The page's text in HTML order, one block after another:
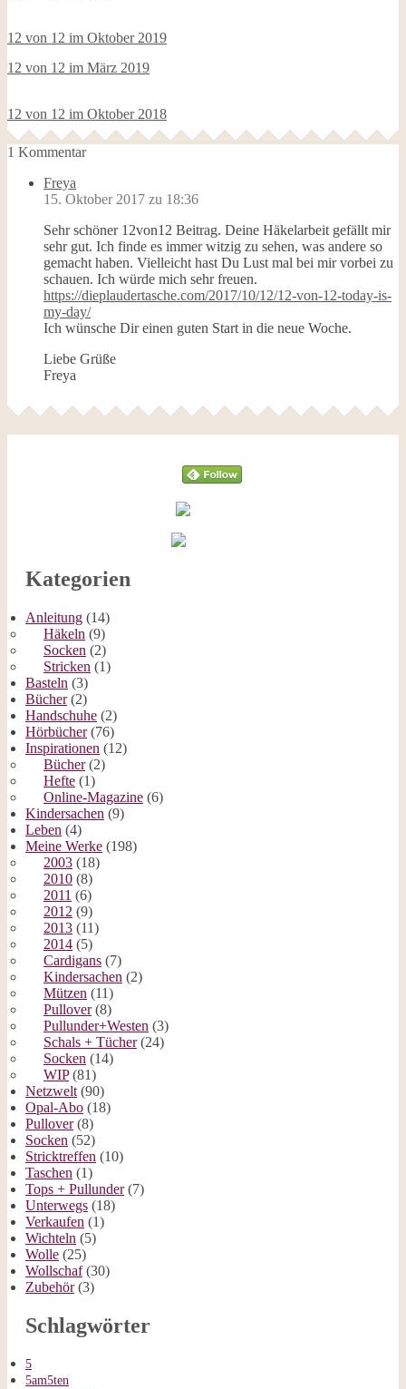
12 von 12 im Oktober 2019
12 von 12 im März 2019
12 von 12 im Oktober 2018
1 Kommentar
Freya
15. Oktober 2017 zu 18:36
Sehr schöner 12von12 Beitrag. Deine Häkelarbeit gefällt mir
sehr gut. Ich finde es immer witzig zu sehen, was andere so
gemacht haben. Vielleicht hast Du Lust mal bei mir vorbei zu
schauen. Ich würde mich sehr freuen.
https://dieplaudertasche.com/2017/10/12/12-von-12-today-is-
my-day/
Ich wünsche Dir einen guten Start in die neue Woche.
Liebe Grüße
Freya
Kategorien
Anleitung (14)
Häkeln (9)
Socken (2)
Stricken (1)
Basteln (3)
Bücher(2)
Handschuhe (2)
Hörbücher(76)
Inspirationen (12)
Bücher(2)
Hefte (1)
Online-Magazine (6)
Kindersachen (9)
Leben (4)
Meine Werke (198)
2003 (18)
2010 (8)
2011 (6)
2012 (9)
2013 (11)
2014 (5)
Cardigans (7)
Kindersachen (2)
Mützen (11)
Pullover(8)
Pullunder+Westen (3)
Schals + Tücher(24)
Socken (14)
WIP(81)
Netzwelt (90)
Opal-Abo (18)
Pullover(8)
Socken (52)
Stricktreffen (10)
Taschen (1)
Tops + Pullunder(7)
Unterwegs (18)
Verkaufen (1)
Wichteln (5)
Wolle (25)
Wollschaf(30)
Zubehör(3)
Schlagwörter
5
5am5ten